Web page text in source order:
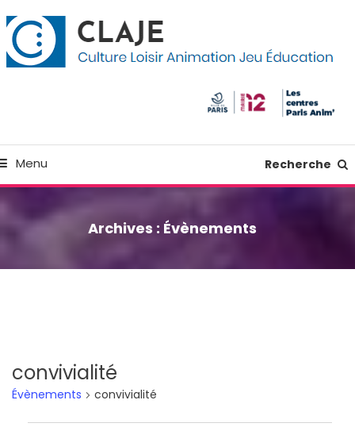
Menu Recherche
Archives : Évènements
convivialité
Évènements convivialité